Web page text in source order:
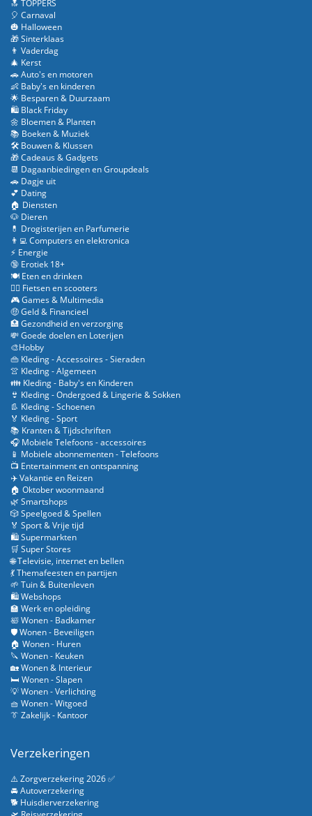
🔝 TOPPERS
🎈 Carnaval
🎃 Halloween
🎁 Sinterklaas
👨 Vaderdag
🎄 Kerst
🚗 Auto's en motoren
👶 Baby's en kinderen
🌟 Besparen & Duurzaam
🛍️ Black Friday
🌼 Bloemen & Planten
📚 Boeken & Muziek
🛠️ Bouwen & Klussen
🎁 Cadeaus & Gadgets
📆 Dagaanbiedingen en Groupdeals
🚗 Dagje uit
💕 Dating
🏠 Diensten
🐶 Dieren
💊 Drogisterijen en Parfumerie
👨‍💻 Computers en elektronica
⚡ Energie
🔞 Erotiek 18+
🍽️ Eten en drinken
🚴‍♂️ Fietsen en scooters
🎮 Games & Multimedia
🤑 Geld & Financieel
🏥 Gezondheid en verzorging
💸 Goede doelen en Loterijen
🎨Hobby
👜 Kleding - Accessoires - Sieraden
👚 Kleding - Algemeen
👪 Kleding - Baby's en Kinderen
👙 Kleding - Ondergoed & Lingerie & Sokken
👢 Kleding - Schoenen
🏅 Kleding - Sport
📚 Kranten & Tijdschriften
🎧 Mobiele Telefoons - accessoires
📱 Mobiele abonnementen - Telefoons
📺 Entertainment en ontspanning
✈️ Vakantie en Reizen
🏠 Oktober woonmaand
🌿 Smartshops
🎲 Speelgoed & Spellen
🏅 Sport & Vrije tijd
🛍️ Supermarkten
🛒 Super Stores
🌐 Televisie, internet en bellen
💃 Themafeesten en partijen
🌱 Tuin & Buitenleven
🛍️ Webshops
🏫 Werk en opleiding
🛀 Wonen - Badkamer
🛡️ Wonen - Beveiligen
🏠 Wonen - Huren
🔪 Wonen - Keuken
🏡 Wonen & Interieur
🛏️ Wonen - Slapen
💡 Wonen - Verlichting
🧺 Wonen - Witgoed
👔 Zakelijk - Kantoor
Verzekeringen
⚠️ Zorgverzekering 2026 ✅
🚘 Autoverzekering
🐕 Huisdierverzekering